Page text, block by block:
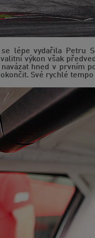
se lépe vydařila Petru
výkon však
hned v prvním
Své rychlé